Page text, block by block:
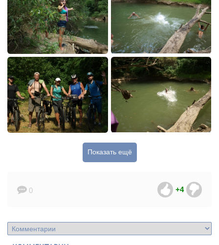
Показать ещё
0 +4